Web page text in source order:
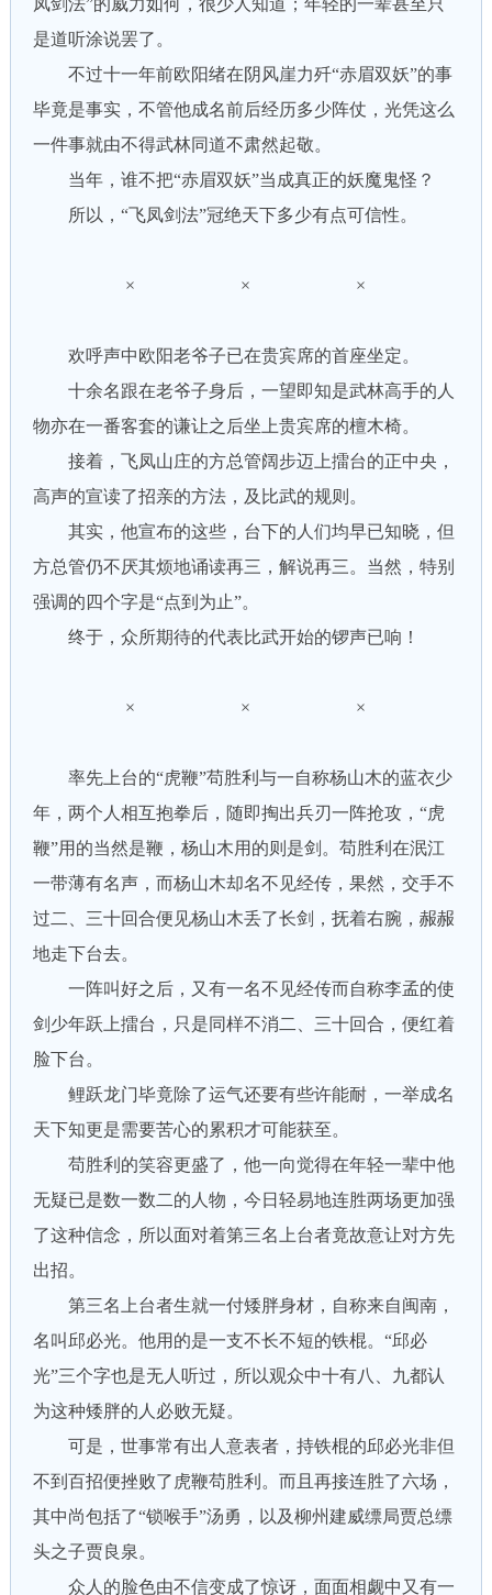
凤剑法”的威力如何，很少人知道；年轻的一辈甚至只
是道听涂说罢了。
不过十一年前欧阳绪在阴风崖力歼“赤眉双妖”的事
毕竟是事实，不管他成名前后经历多少阵仗，光凭这么
一件事就由不得武林同道不肃然起敬。
当年，谁不把“赤眉双妖”当成真正的妖魔鬼怪？
所以，“飞凤剑法”冠绝天下多少有点可信性。
× × ×
欢呼声中欧阳老爷子已在贵宾席的首座坐定。
十余名跟在老爷子身后，一望即知是武林高手的人
物亦在一番客套的谦让之后坐上贵宾席的檀木椅。
接着，飞凤山庄的方总管阔步迈上擂台的正中央，
高声的宣读了招亲的方法，及比武的规则。
其实，他宣布的这些，台下的人们均早已知晓，但
方总管仍不厌其烦地诵读再三，解说再三。当然，特别
强调的四个字是“点到为止”。
终于，众所期待的代表比武开始的锣声已响！
× × ×
率先上台的“虎鞭”苟胜利与一自称杨山木的蓝衣少
年，两个人相互抱拳后，随即掏出兵刃一阵抢攻，“虎
鞭”用的当然是鞭，杨山木用的则是剑。苟胜利在泯江
一带薄有名声，而杨山木却名不见经传，果然，交手不
过二、三十回合便见杨山木丢了长剑，抚着右腕，赧赧
地走下台去。
一阵叫好之后，又有一名不见经传而自称李孟的使
剑少年跃上擂台，只是同样不消二、三十回合，便红着
脸下台。
鲤跃龙门毕竟除了运气还要有些许能耐，一举成名
天下知更是需要苦心的累积才可能获至。
苟胜利的笑容更盛了，他一向觉得在年轻一辈中他
无疑已是数一数二的人物，今日轻易地连胜两场更加强
了这种信念，所以面对着第三名上台者竟故意让对方先
出招。
第三名上台者生就一付矮胖身材，自称来自闽南，
名叫邱必光。他用的是一支不长不短的铁棍。“邱必
光”三个字也是无人听过，所以观众中十有八、九都认
为这种矮胖的人必败无疑。
可是，世事常有出人意表者，持铁棍的邱必光非但
不到百招便挫败了虎鞭苟胜利。而且再接连胜了六场，
其中尚包括了“锁喉手”汤勇，以及柳州建威缥局贾总缥
头之子贾良泉。
众人的脸色由不信变成了惊讶，面面相觑中又有一